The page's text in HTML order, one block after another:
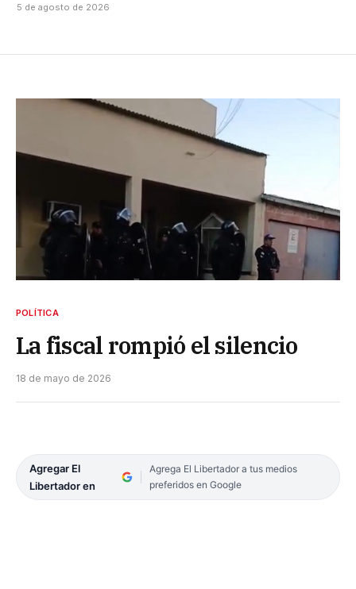
5 de agosto de 2026
POLÍTICA
La fiscal rompió el silencio
18 de mayo de 2026
Agregar El
Libertador en
Agrega El Libertador a tus medios
preferidos en Google